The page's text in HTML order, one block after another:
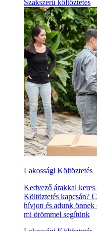
Szakszerű költöztetés
Lakossági Költöztetés
Kedvező árakkal
Költöztetés kapcsán?
hívjon és adunk
mi örömmel segítünk